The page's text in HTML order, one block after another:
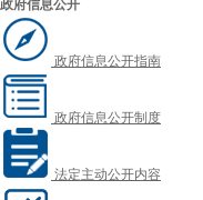
政府信息公开
政府信息公开指南
政府信息公开制度
法定主动公开内容